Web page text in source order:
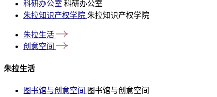
科研办公室 科研办公室
朱拉知识产权学院 朱拉知识产权学院
朱拉生活
创意空间
朱拉生活
图书馆与创意空间 图书馆与创意空间